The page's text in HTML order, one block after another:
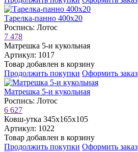
Тарелка-панно 400х20
Роспись: Лотос
7 478
Матрешка 5-и кукольная
Артикул: 1017
Товар добавлен в корзину
Продолжить покупки Оформить заказ
Матрешка 5-и кукольная
Роспись: Лотос
6 627
Ковш-утка 345х165х105
Артикул: 1022
Товар добавлен в корзину
Продолжить покупки Оформить заказ